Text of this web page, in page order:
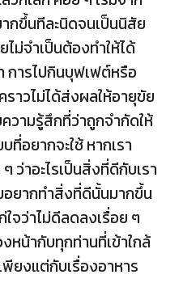
กขึ้นทีละนิดจนเป็นนิสัย
ไม่จำเป็นต้องทำให้ได้
การไปกินบุฟเฟต์หรือ
าวไม่ได้ส่งผลให้อายุขัย
วามรู้สึกที่ว่าถูกจำกัดให้
ที่อยากจะใช้ หากเรา
ว่าอะไรเป็นสิ่งที่ดีกับเรา
มอยากทำสิ่งที่ดีนั้นมากขึ้น
จว่าไม่ดีลดลงเรื่อย ๆ
น้ากับทุกท่านที่เข้าใกล้
ยงแต่กับเรื่องอาหาร